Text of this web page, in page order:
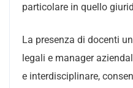
particolare in quello
La presenza di docenti
legali e manager
e interdisciplinare,